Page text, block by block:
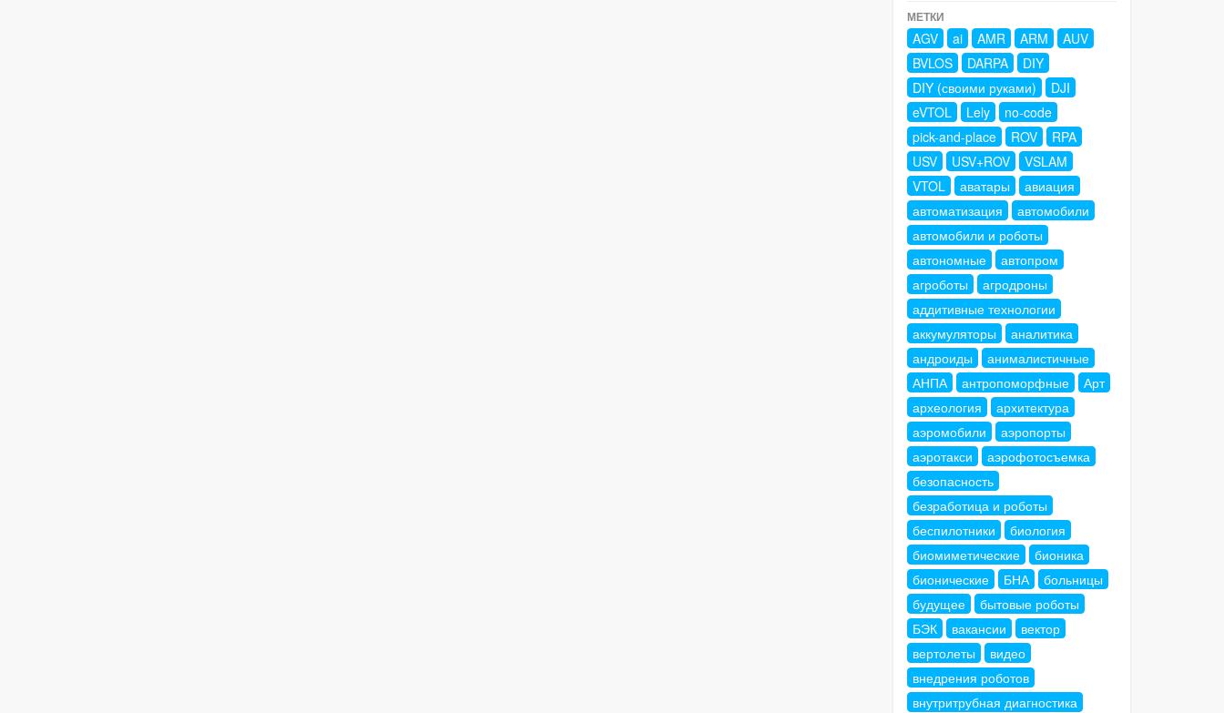
МЕТКИ
AGV ai AMR ARM
AUV
BVLOS
DARPA
DIY
DIY (своими руками)
DJI
eVTOL
Lely
no-code
pick-and-place
ROV
RPA
USV
USV+ROV
VSLAM
VTOL
аватары
авиация
автоматизация
автомобили
автомобили и роботы
автономные
автопром
агроботы
агродроны
аддитивные технологии
аккумуляторы
аналитика
андроиды
анималистичные
АНПА
антропоморфные
Арт
археология
архитектура
аэромобили
аэропорты
аэротакси
аэрофотосъемка
безопасность
безработица и роботы
беспилотники
биология
биомиметические
бионика
бионические
БНА
больницы
будущее
бытовые роботы
БЭК
вакансии
вектор
вертолеты
видео
внедрения роботов
внутритрубная диагностика